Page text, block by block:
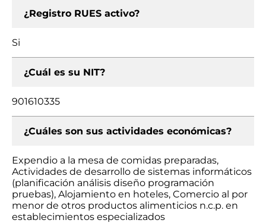
¿Registro RUES activo?
Si
¿Cuál es su NIT?
901610335
¿Cuáles son sus actividades económicas?
Expendio a la mesa de comidas preparadas,
Actividades de desarrollo de sistemas informáticos
(planificación análisis diseño programación
pruebas), Alojamiento en hoteles, Comercio al por
menor de otros productos alimenticios n.c.p. en
establecimientos especializados